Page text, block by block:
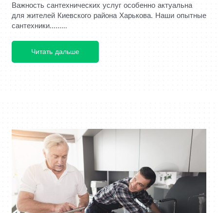
Важность сантехнических услуг особенно актуальна
для жителей Киевского района Харькова. Наши опытные
сантехники.........
Читать дальше